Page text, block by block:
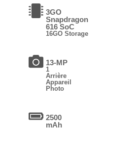
3GO
Snapdragon
616 SoC
16GO Storage
13-MP
1
Arrière
Appareil
Photo
2500
mAh